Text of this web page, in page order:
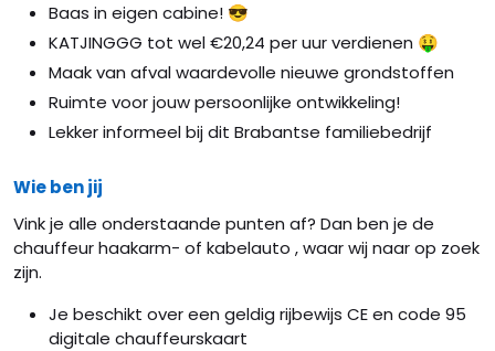
Baas in eigen cabine! 😎
KATJINGGG tot wel €20,24 per uur verdienen 🤑
Maak van afval waardevolle nieuwe grondstoffen
Ruimte voor jouw persoonlijke ontwikkeling!
Lekker informeel bij dit Brabantse familiebedrijf
Wie ben jij
Vink je alle onderstaande punten af? Dan ben je de
chauffeur haakarm- of kabelauto , waar wij naar op zoek
zijn.
Je beschikt over een geldig rijbewijs CE en code 95
digitale chauffeurskaart